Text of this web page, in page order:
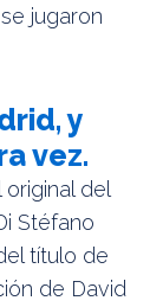
jugaron
y
vez.
del
Stéfano
título de
de David